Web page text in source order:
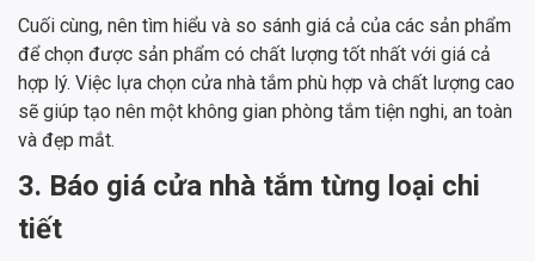
Cuối cùng, nên tìm hiểu và so sánh giá cả của các sản phẩm
để chọn được sản phẩm có chất lượng tốt nhất với giá cả
hợp lý. Việc lựa chọn cửa nhà tắm phù hợp và chất lượng cao
sẽ giúp tạo nên một không gian phòng tắm tiện nghi, an toàn
và đẹp mắt.
3. Báo giá cửa nhà tắm từng loại chi
tiết